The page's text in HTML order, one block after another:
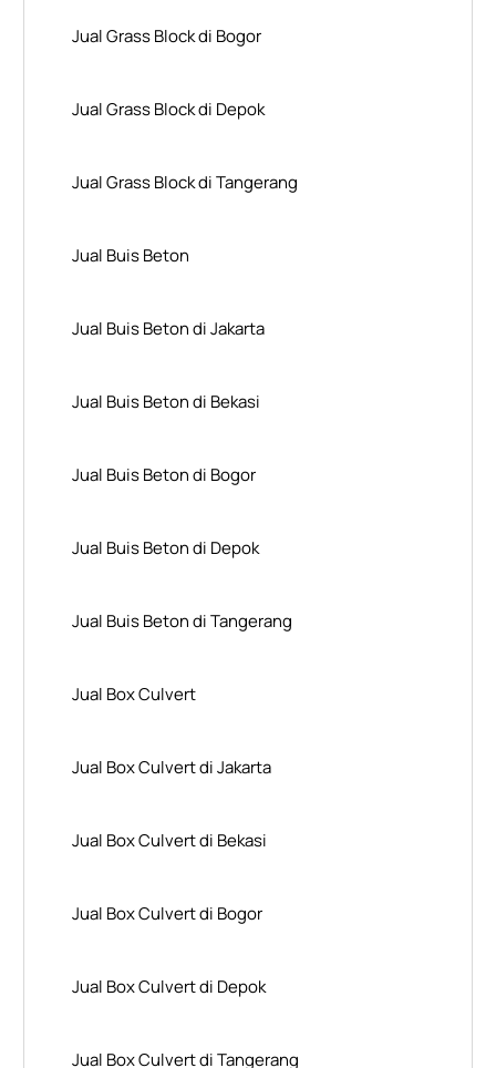
Jual Grass Block di Bogor
Jual Grass Block di Depok
Jual Grass Block di Tangerang
Jual Buis Beton
Jual Buis Beton di Jakarta
Jual Buis Beton di Bekasi
Jual Buis Beton di Bogor
Jual Buis Beton di Depok
Jual Buis Beton di Tangerang
Jual Box Culvert
Jual Box Culvert di Jakarta
Jual Box Culvert di Bekasi
Jual Box Culvert di Bogor
Jual Box Culvert di Depok
Jual Box Culvert di Tangerang